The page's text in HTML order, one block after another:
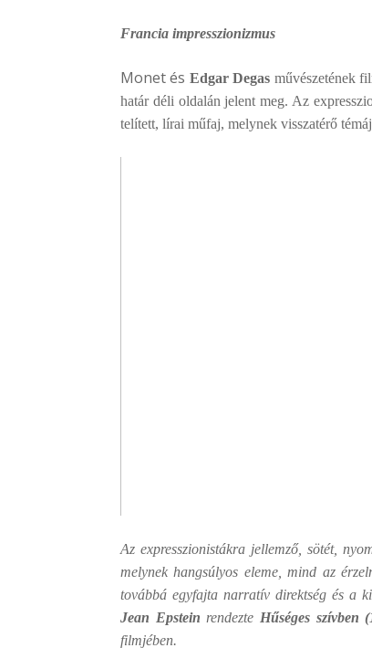
Francia impresszionizmus
Monet és Edgar Degas művészetének
határ déli oldalán jelent meg. Az
telített, lírai műfaj, melynek visszatérő
Az expresszionistákra jellemző, sötét,
melynek hangsúlyos eleme, mind az
továbbá egyfajta narratív direktség és a
Jean Epstein rendezte Hűséges szívben
filmjében.